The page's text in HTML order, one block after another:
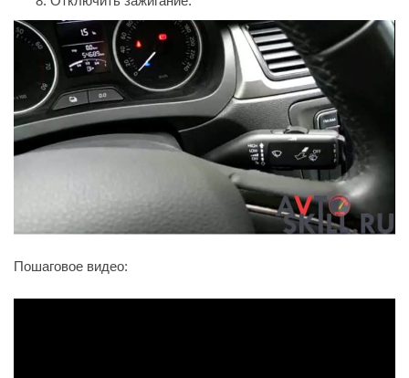
Пошаговое видео: